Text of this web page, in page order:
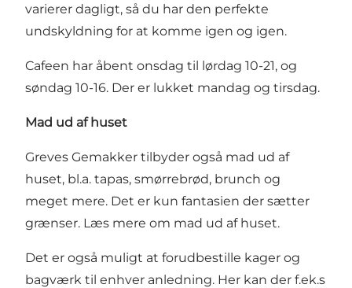
varierer dagligt, så du har den perfekte
undskyldning for at komme igen og igen.
Cafeen har åbent onsdag til lørdag 10-21, og
søndag 10-16. Der er lukket mandag og tirsdag.
Mad ud af huset
Greves Gemakker tilbyder også mad ud af
huset, bl.a. tapas, smørrebrød, brunch og
meget mere. Det er kun fantasien der sætter
grænser. Læs mere om mad ud af huset.
Det er også muligt at forudbestille kager og
bagværk til enhver anledning. Her kan der f.ek.s